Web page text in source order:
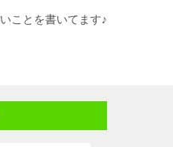
ことを書いてます♪